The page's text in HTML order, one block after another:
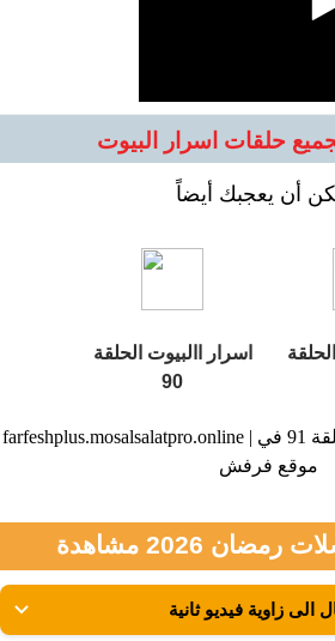
حلقات اسرار البيوت
أن يعجبك أيضاً
اسرار االبيوت الحلقة
90
farfeshplus.mosalsalatpro.online | مسلسل اسرار البيوت الحلقة 91 في
موقع فرفش